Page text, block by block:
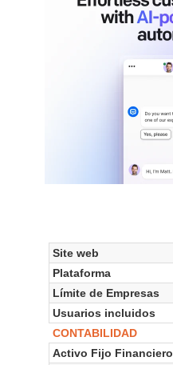
Site web
Plataforma
Límite de Empresas
Usuarios incluidos
CONTABILIDAD
Activo Fijo Financiero